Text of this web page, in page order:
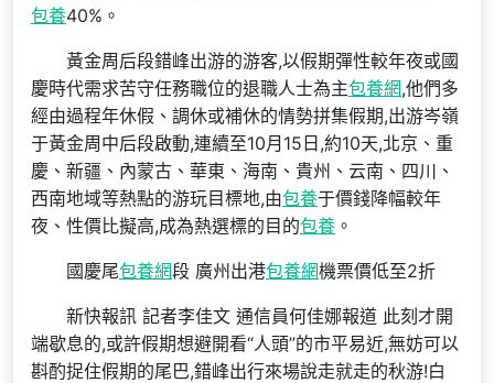
包養40%。
黃金周后段錯峰出游的游客,以假期彈性較年夜或國
慶時代需求苦守任務職位的退職人士為主包養網,他們多
經由過程年休假、調休或補休的情勢拼集假期,出游岑嶺
于黃金周中后段啟動,連續至10月15日,約10天,北京、重
慶、新疆、內蒙古、華東、海南、貴州、云南、四川、
西南地域等熱點的游玩目標地,由包養于價錢降幅較年
夜、性價比擬高,成為熱選標的目的包養 。
國慶尾包養網段 廣州出港包養網機票價低至2折
新快報訊 記者李佳文 通信員何佳娜報道 此刻才開
端歇息的,或許假期想避開看“人頭”的市平易近,無妨可以
斟酌捉住假期的尾巴,錯峰出行來場說走就走的秋游!白